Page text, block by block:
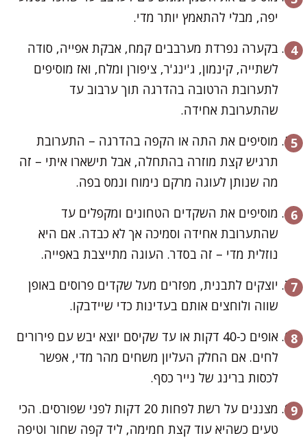
יפה, מבלי להתאמץ יותר מדי.
בקערה נפרדת מערבבים קמח, אבקת אפייה, סודה
לשתייה, קינמון, ג'ינג'ר, ציפורן ומלח, ואז מוסיפים
לתערובת הרטובה בהדרגה תוך ערבוב עד
שהתערובת אחידה.
מוסיפים את התה או הקפה בהדרגה – התערובת
תרגיש קצת מוזרה בהתחלה, אבל תישארו איתי – זה
מה שנותן לעוגה מרקם נימוח ונמס בפה.
מוסיפים את השקדים הטחונים ומקפלים עד
שהתערובת אחידה וסמיכה אך לא כבדה. אם היא
נוזלית מדי – זה בסדר. העוגה מתייצבת באפייה.
יוצקים לתבנית, מפזרים מעל שקדים פרוסים באופן
שווה ולוחצים אותם בעדינות כדי שיידבקו.
אופים כ-40 דקות או עד שקיסם יוצא יבש עם פירורים
לחים. אם החלק העליון משחים מהר מדי, אפשר
לכסות ברינג של נייר כסף.
מצננים על רשת לפחות 20 דקות לפני שפורסים. הכי
טעים כשהיא עוד קצת חמימה, ליד קפה שחור וטיפה